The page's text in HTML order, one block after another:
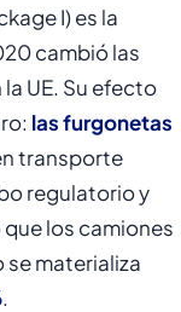
I) es la
cambió las
UE. Su efecto
las furgonetas
transporte
regulatorio y
los camiones
se materializa
.